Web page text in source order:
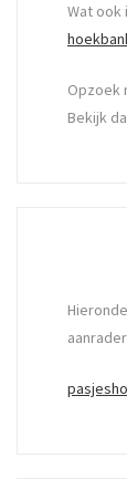
Wat ook
Opzoek
Bekijk